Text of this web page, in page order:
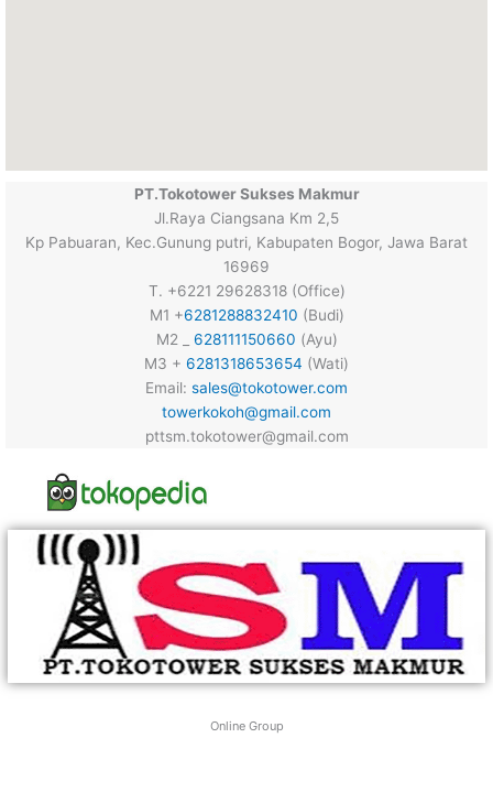
PT.Tokotower Sukses Makmur
Jl.Raya Ciangsana Km 2,5
Kp Pabuaran, Kec.Gunung putri, Kabupaten Bogor, Jawa Barat
16969
T. +6221 29628318 (Office)
M1 +6281288832410 (Budi)
M2 _ 628111150660 (Ayu)
M3 + 6281318653654 (Wati)
Email: sales@tokotower.com
towerkokoh@gmail.com
pttsm.tokotower@gmail.com
Online Group